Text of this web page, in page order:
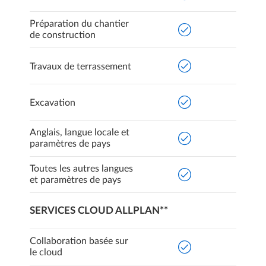
Préparation du chantier
de construction
Travaux de terrassement
Excavation
Anglais, langue locale et
paramètres de pays
Toutes les autres langues
et paramètres de pays
SERVICES CLOUD ALLPLAN**
Collaboration basée sur
le cloud